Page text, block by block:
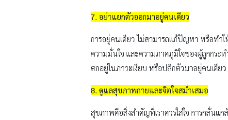
7. อย่าแยกตัวออกมาอยู่คนเดียว
การอยู่คนเดียว ไม่สามารถแก้ปัญหา หรือทำใ
ความมั่นใจ และความภาคภูมิใจของผู้ถูกกร
ตกอยู่ในภาวะเงียบ หรือปลีกตัวมาอยู่คนเดียว
8. ดูแลสุขภาพกายและจิตใจสม่ำเสมอ
สุขภาพคือสิ่งสำคัญที่เราควรใส่ใจ การกลั่นแ